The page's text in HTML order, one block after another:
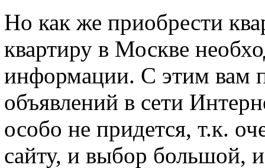
Но как же приобрести
квартиру в Москве
информации. С этим вам
объявлений в сети
особо не придется, т.к.
сайту, и выбор большой,